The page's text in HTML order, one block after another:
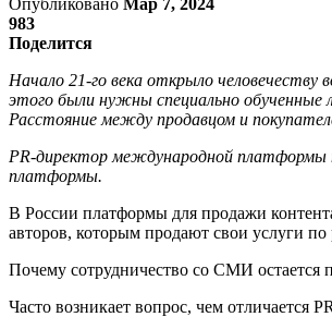
983
Поделится
Начало 21-го века открыло
этого были нужны специально обученные
Расстояние между продавцом и
PR-директор международной платформы
платформы.
В России платформы для продажи
авторов, которым продают свои услуги
Почему сотрудничество со СМИ остается
Часто возникает вопрос, чем отличается